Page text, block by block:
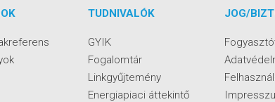
TUDNIVALÓK
GYIK
Fogalomtár
Linkgyűjtemény
Energiapiaci áttekintő
JOG/